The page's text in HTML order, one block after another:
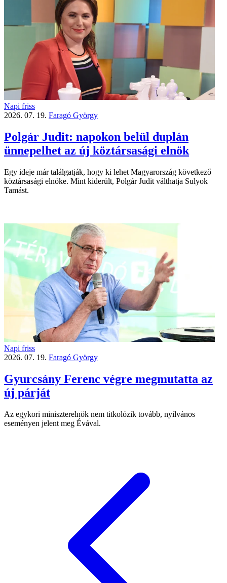
Napi friss
2026. 07. 19. Faragó György
Polgár Judit: napokon belül duplán
ünnepelhet az új köztársasági elnök
Egy ideje már találgatják, hogy ki lehet Magyarország következő
köztársasági elnöke. Mint kiderült, Polgár Judit válthatja Sulyok
Tamást.
Napi friss
2026. 07. 19. Faragó György
Gyurcsány Ferenc végre megmutatta az
új párját
Az egykori miniszterelnök nem titkolózik tovább, nyilvános
eseményen jelent meg Évával.